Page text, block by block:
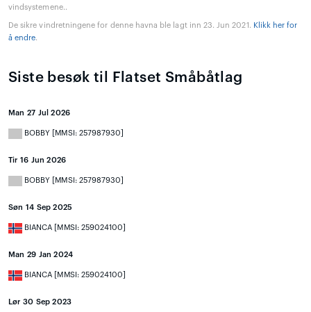
vindsystemene..
De sikre vindretningene for denne havna ble lagt inn 23. Jun 2021. Klikk her for
å endre.
Siste besøk til Flatset Småbåtlag
Man 27 Jul 2026
BOBBY [MMSI: 257987930]
Tir 16 Jun 2026
BOBBY [MMSI: 257987930]
Søn 14 Sep 2025
BIANCA [MMSI: 259024100]
Man 29 Jan 2024
BIANCA [MMSI: 259024100]
Lør 30 Sep 2023